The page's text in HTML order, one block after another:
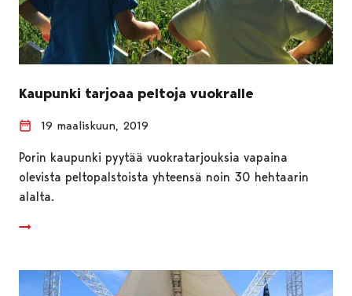
Kaupunki tarjoaa peltoja vuokralle
19 maaliskuun, 2019
Porin kaupunki pyytää vuokratarjouksia vapaina
olevista peltopalstoista yhteensä noin 30 hehtaarin
alalta.